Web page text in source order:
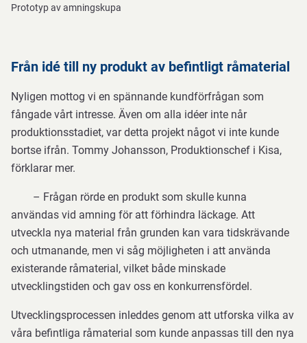
Prototyp av amningskupa
Från idé till ny produkt av befintligt råmaterial
Nyligen mottog vi en spännande kundförfrågan som
fångade vårt intresse. Även om alla idéer inte når
produktionsstadiet, var detta projekt något vi inte kunde
bortse ifrån. Tommy Johansson, Produktionschef i Kisa,
förklarar mer.
– Frågan rörde en produkt som skulle kunna
användas vid amning för att förhindra läckage. Att
utveckla nya material från grunden kan vara tidskrävande
och utmanande, men vi såg möjligheten i att använda
existerande råmaterial, vilket både minskade
utvecklingstiden och gav oss en konkurrensfördel.
Utvecklingsprocessen inleddes genom att utforska vilka av
våra befintliga råmaterial som kunde anpassas till den nya